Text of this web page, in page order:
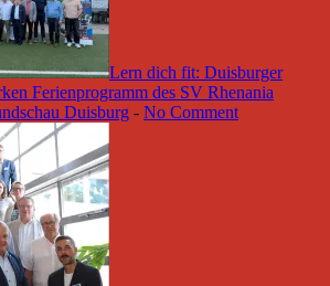
Lern dich fit: Duisburger
Ferienprogramm des SV Rhenania
Duisburg - No Comment